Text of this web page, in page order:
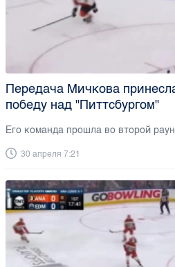
Передача Мичкова
победу над "Питтсбургом"
Его команда прошла во второй
30 апреля 7:21